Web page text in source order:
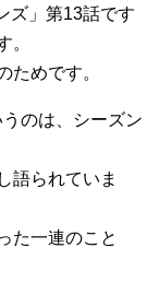
ズ」第13話です
。
ためです。
のは、シーズン
語られていま
た一連のこと